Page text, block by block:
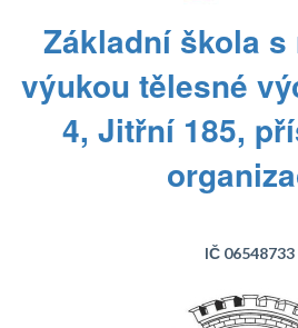
Základní škola
výukou tělesné
4, Jitřní 185,
IČ 06548733